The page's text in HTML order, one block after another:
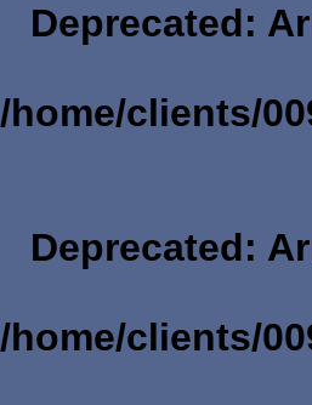
Deprecated:
/home/clients/
Deprecated:
/home/clients/